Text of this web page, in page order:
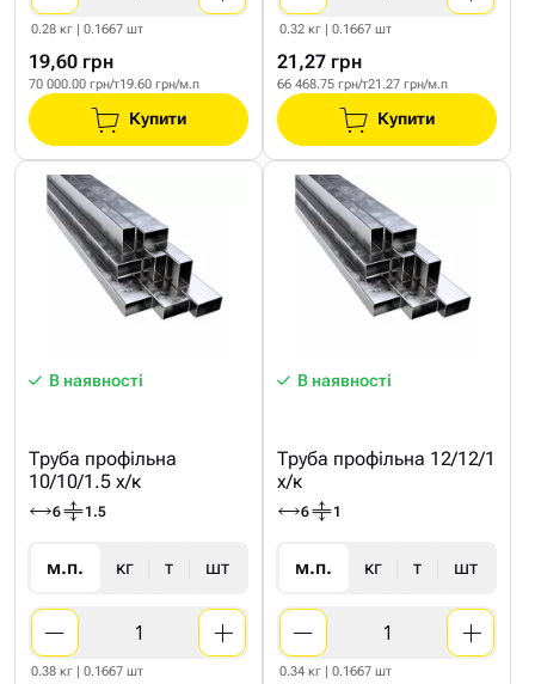
0.28 кг | 0.1667 шт
19,60 грн
70 000.00 грн/т19.60 грн/м.п
Купити
0.32 кг | 0.1667 шт
21,27 грн
66 468.75 грн/т21.27 грн/м.п
Купити
В наявності
Труба профільна
10/10/1.5 х/к
6 1.5
м.п. кг т шт
0.38 кг | 0.1667 шт
В наявності
Труба профільна 12/12/1
х/к
6 1
м.п. кг т шт
0.34 кг | 0.1667 шт